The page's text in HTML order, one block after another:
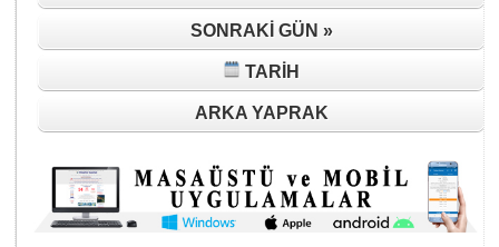
SONRAKI GÜN »
TARIH
ARKA YAPRAK